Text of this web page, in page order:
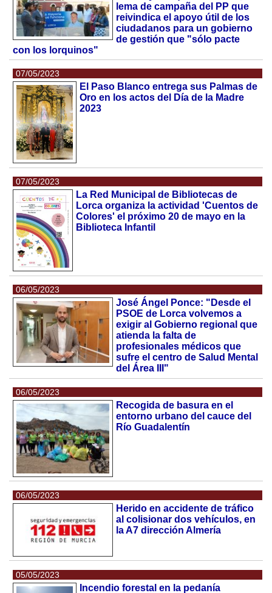
lema de campaña del PP que
reivindica el apoyo útil de los
ciudadanos para un gobierno
de gestión que "sólo pacte
con los lorquinos"
07/05/2023
El Paso Blanco entrega sus Palmas de
Oro en los actos del Día de la Madre
2023
07/05/2023
La Red Municipal de Bibliotecas de
Lorca organiza la actividad 'Cuentos de
Colores' el próximo 20 de mayo en la
Biblioteca Infantil
06/05/2023
José Ángel Ponce: "Desde el
PSOE de Lorca volvemos a
exigir al Gobierno regional que
atienda la falta de
profesionales médicos que
sufre el centro de Salud Mental
del Área III"
06/05/2023
Recogida de basura en el
entorno urbano del cauce del
Río Guadalentín
06/05/2023
Herido en accidente de tráfico
al colisionar dos vehículos, en
la A7 dirección Almería
05/05/2023
Incendio forestal en la pedanía